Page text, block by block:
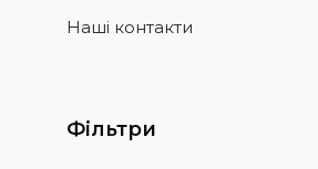
Наші контакти
Фільтри